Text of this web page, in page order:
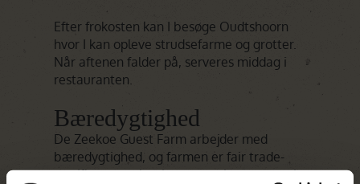
Efter frokosten kan I besøge Oudtshoorn
hvor I kan opleve strudsefarme og grotter.
Når aftenen falder på, serveres middag i
restauranten.
Bæredygtighed
De Zeekoe Guest Farm arbejder med
bæredygtighed, og farmen er fair trade-
certificeret og har investeret i grøn energi,